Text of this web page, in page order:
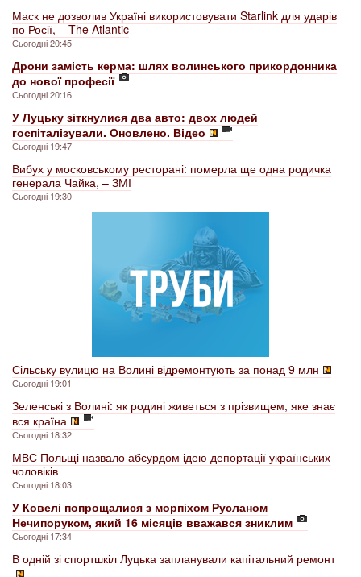
Маск не дозволив Україні використовувати Starlink для ударів
по Росії, – The Atlantic
Сьогодні 20:45
Дрони замість керма: шлях волинського прикордонника
до нової професії
Сьогодні 20:16
У Луцьку зіткнулися два авто: двох людей
госпіталізували. Оновлено. Відео
Сьогодні 19:47
Вибух у московському ресторані: померла ще одна родичка
генерала Чайка, – ЗМІ
Сьогодні 19:30
Сільську вулицю на Волині відремонтують за понад 9 млн
Сьогодні 19:01
Зеленські з Волині: як родині живеться з прізвищем, яке знає
вся країна
Сьогодні 18:32
МВС Польщі назвало абсурдом ідею депортації українських
чоловіків
Сьогодні 18:03
У Ковелі попрощалися з морпіхом Русланом
Нечипоруком, який 16 місяців вважався зниклим
Сьогодні 17:34
В одній зі спортшкіл Луцька запланували капітальний ремонт